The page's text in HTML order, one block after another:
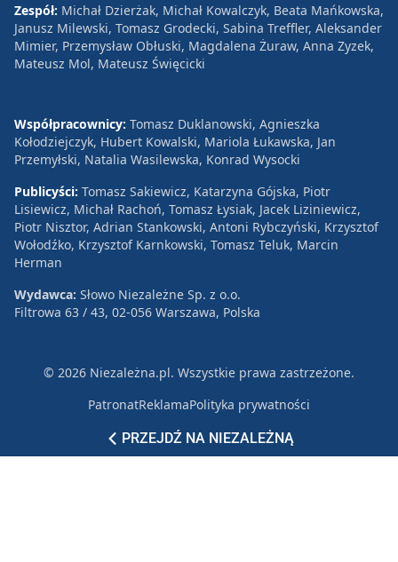
PRZEJDŹ NA NIEZALEŻNĄ
Zespół: Michał Dzierżak, Michał Kowalczyk, Beata Mańkowska,
Janusz Milewski, Tomasz Grodecki, Sabina Treffler, Aleksander
Mimier, Przemysław Obłuski, Magdalena Żuraw, Anna Zyzek,
Mateusz Mol, Mateusz Święcicki
Współpracownicy: Tomasz Duklanowski, Agnieszka
Kołodziejczyk, Hubert Kowalski, Mariola Łukawska, Jan
Przemyłski, Natalia Wasilewska, Konrad Wysocki
Publicyści: Tomasz Sakiewicz, Katarzyna Gójska, Piotr
Lisiewicz, Michał Rachoń, Tomasz Łysiak, Jacek Liziniewicz,
Piotr Nisztor, Adrian Stankowski, Antoni Rybczyński, Krzysztof
Wołodźko, Krzysztof Karnkowski, Tomasz Teluk, Marcin
Herman
Wydawca: Słowo Niezależne Sp. z o.o.
Filtrowa 63 / 43, 02-056 Warszawa, Polska
© 2026 Niezależna.pl. Wszystkie prawa zastrzeżone.
PatronatReklamaPolityka prywatności